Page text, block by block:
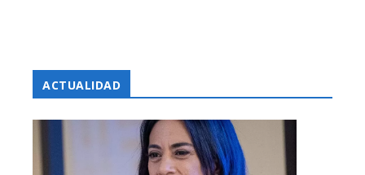
ACTUALIDAD